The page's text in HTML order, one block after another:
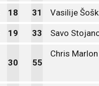
18 31 Vasilije
19 33 Savo
30 55
Chris